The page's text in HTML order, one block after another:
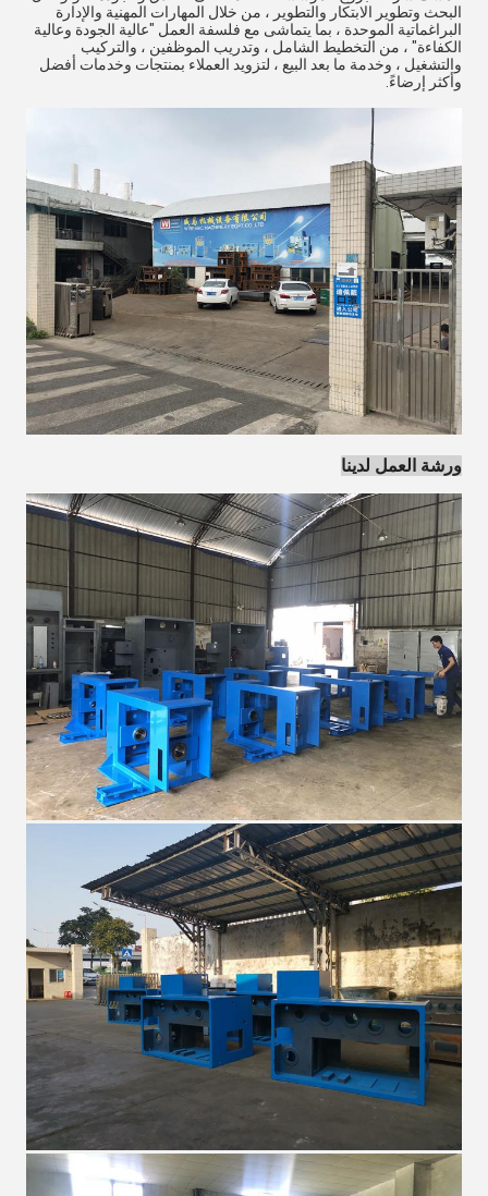
البحث وتطوير الابتكار والتطوير ، من خلال المهارات المهنية والإدارة
البراغماتية الموحدة ، بما يتماشى مع فلسفة العمل "عالية الجودة وعالية
الكفاءة" ، من التخطيط الشامل ، وتدريب الموظفين ، والتركيب
والتشغيل ، وخدمة ما بعد البيع ، لتزويد العملاء بمنتجات وخدمات أفضل
وأكثر إرضاءً.
ورشة العمل لدينا